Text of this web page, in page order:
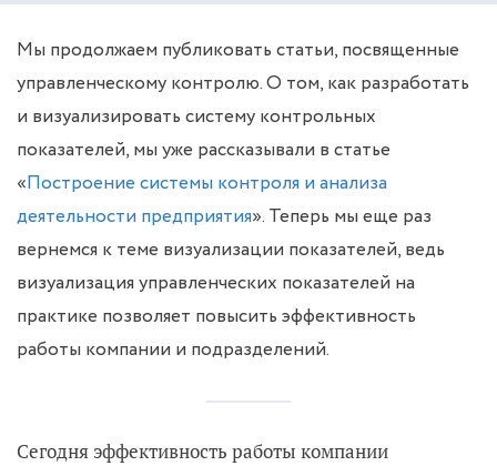
Мы продолжаем публиковать статьи, посвященные
управленческому контролю. О том, как разработать
и визуализировать систему контрольных
показателей, мы уже рассказывали в статье
«Построение системы контроля и анализа
деятельности предприятия». Теперь мы еще раз
вернемся к теме визуализации показателей, ведь
визуализация управленческих показателей на
практике позволяет повысить эффективность
работы компании и подразделений.
Сегодня эффективность работы компании